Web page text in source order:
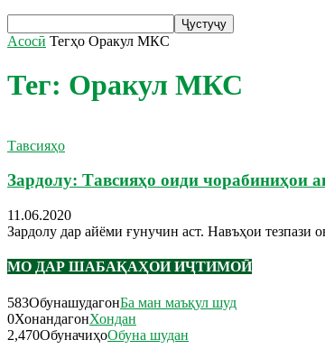
Асосӣ Тегҳо Оракул МКС
Тег: Оракул МКС
Тавсияҳо
Зардолу: Тавсияҳо оиди чорабиниҳои
11.06.2020
Зардолу дар айёми ғунучин аст. Навъҳои тезпази
МО ДАР ШАБАҚАҲОИ ИҶТИМОӢ
583ОбунашудагонБа ман маъқул шуд
0ХонандагонХондан
2,470ОбуначиҳоОбуна шудан